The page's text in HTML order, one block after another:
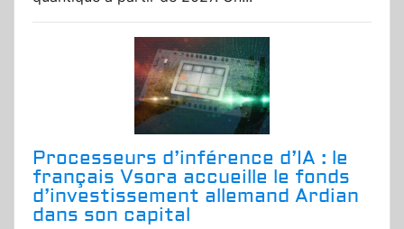
Processeurs d’inférence d’IA : le
français Vsora accueille le fonds
d’investissement allemand Ardian
dans son capital